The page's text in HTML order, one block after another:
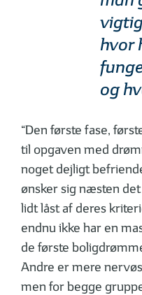
hvor
og
“Den første fase,
til opgaven med
noget dejligt
ønsker sig næsten
lidt låst af deres
endnu ikke har en
de første
Andre er mere
men for begge